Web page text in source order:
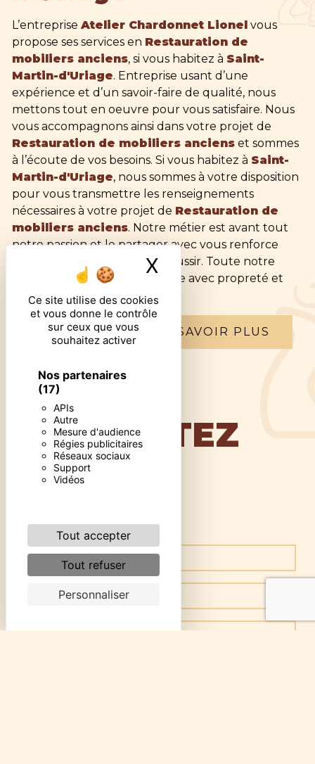
Ce site utilise des cookies
et vous donne le contrôle
sur ceux que vous
souhaitez activer
Nos partenaires
(17)
APIs
Autre
Mesure d'audience
Régies publicitaires
Réseaux sociaux
Support
Vidéos
Tout accepter
Tout refuser
Personnaliser
X Masquer le
L’entreprise Atelier Chardonnet Lionel vous
propose ses services en Restauration de
mobiliers anciens, si vous habitez à Saint-
Martin-d'Uriage. Entreprise usant d’une
expérience et d’un savoir-faire de qualité, nous
mettons tout en oeuvre pour vous satisfaire. Nous
vous accompagnons ainsi dans votre projet de
Restauration de mobiliers anciens et sommes
à l’écoute de vos besoins. Si vous habitez à Saint-
Martin-d'Uriage, nous sommes à votre disposition
pour vous transmettre les renseignements
nécessaires à votre projet de Restauration de
mobiliers anciens. Notre métier est avant tout
notre passion et le partager avec vous renforce
encore plus notre désir de réussir. Toute notre
équipe est qualifiée et travaille avec propreté et
rigueur.
EN SAVOIR PLUS
CONTACTEZ
NOUS